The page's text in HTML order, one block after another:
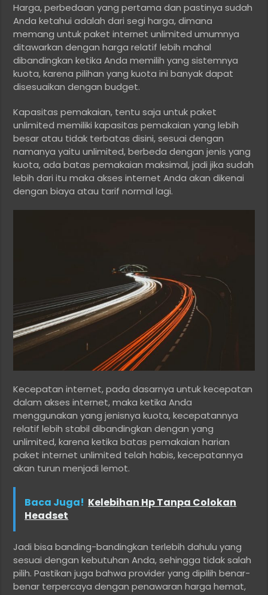
Harga, perbedaan yang pertama dan pastinya sudah
Anda ketahui adalah dari segi harga, dimana
memang untuk paket internet unlimited umumnya
ditawarkan dengan harga relatif lebih mahal
dibandingkan ketika Anda memilih yang sistemnya
kuota, karena pilihan yang kuota ini banyak dapat
disesuaikan dengan budget.
Kapasitas pemakaian, tentu saja untuk paket
unlimited memiliki kapasitas pemakaian yang lebih
besar atau tidak terbatas disini, sesuai dengan
namanya yaitu unlimited, berbeda dengan jenis yang
kuota, ada batas pemakaian maksimal, jadi jika sudah
lebih dari itu maka akses internet Anda akan dikenai
dengan biaya atau tarif normal lagi.
Kecepatan internet, pada dasarnya untuk kecepatan
dalam akses internet, maka ketika Anda
menggunakan yang jenisnya kuota, kecepatannya
relatif lebih stabil dibandingkan dengan yang
unlimited, karena ketika batas pemakaian harian
paket internet unlimited telah habis, kecepatannya
akan turun menjadi lemot.
Baca Juga! Kelebihan Hp Tanpa Colokan
Headset
Jadi bisa banding-bandingkan terlebih dahulu yang
sesuai dengan kebutuhan Anda, sehingga tidak salah
pilih. Pastikan juga bahwa provider yang dipilih benar-
benar terpercaya dengan penawaran harga hemat,